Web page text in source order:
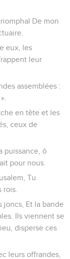
De mon
eux, les
leur
assemblées :
en tête et les
ceux de
puissance, ô
pour nous.
Tu
rois.
joncs, Et la bande
Ils viennent se
disperse ces
leurs offrandes,